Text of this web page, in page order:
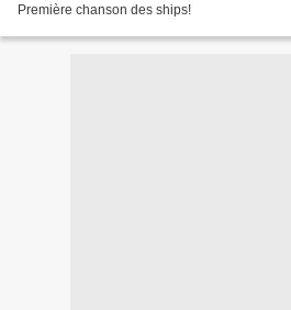
Première chanson des ships!